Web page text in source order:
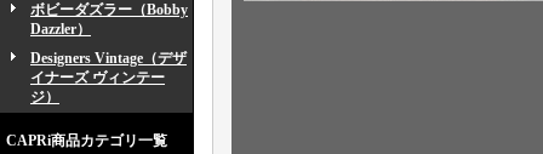
ボビーダズラー（Bobby
Dazzler）
Designers Vintage（デザ
イナーズ ヴィンテー
ジ）
CAPRi商品カテゴリ一覧